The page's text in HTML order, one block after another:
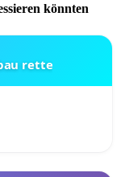
könnten
rette